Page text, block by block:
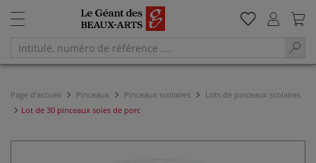
Page d'accueil Pinceaux Pinceaux scolaires
Lots de pinceaux scolaires
Lot de 30 pinceaux soies de porc